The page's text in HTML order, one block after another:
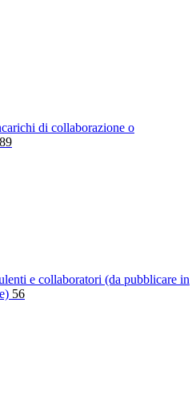
di collaborazione o
89
e collaboratori (da pubblicare in
56